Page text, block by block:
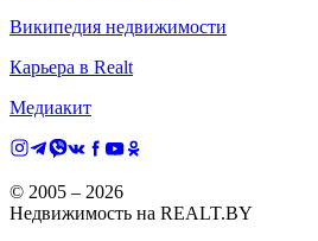
Википедия недвижимости
Карьера в Realt
Медиакит
© 2005 – 2026
Недвижимость на REALT.BY